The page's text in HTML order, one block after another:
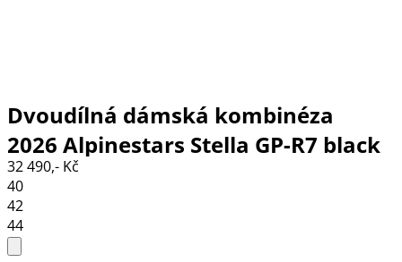
Dvoudílná dámská kombinéza
2026 Alpinestars Stella GP-R7 black
32 490,- Kč
40
42
44